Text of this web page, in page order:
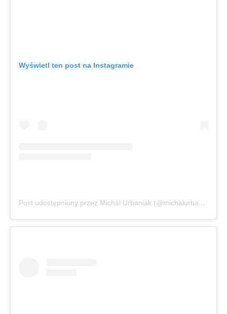
Wyświetl ten post na Instagramie
Post udostępniony przez Michal Urbaniak (@michalurbaniakofficial)